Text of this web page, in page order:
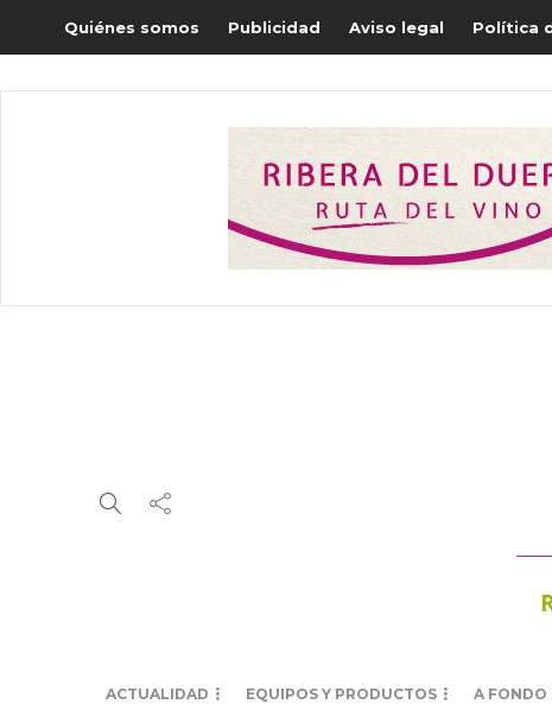
Quiénes somos Publicidad Aviso legal Política
ACTUALIDAD EQUIPOS Y PRODUCTOS A FONDO